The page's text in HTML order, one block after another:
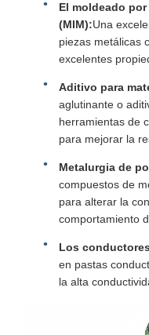
El moldeado
(MIM):Una
piezas metálicas
excelentes
Aditivo para
aglutinante o
herramientas de
para mejorar la
Metalurgia de
compuestos de
para alterar la
comportamiento
Los
en pastas
la alta